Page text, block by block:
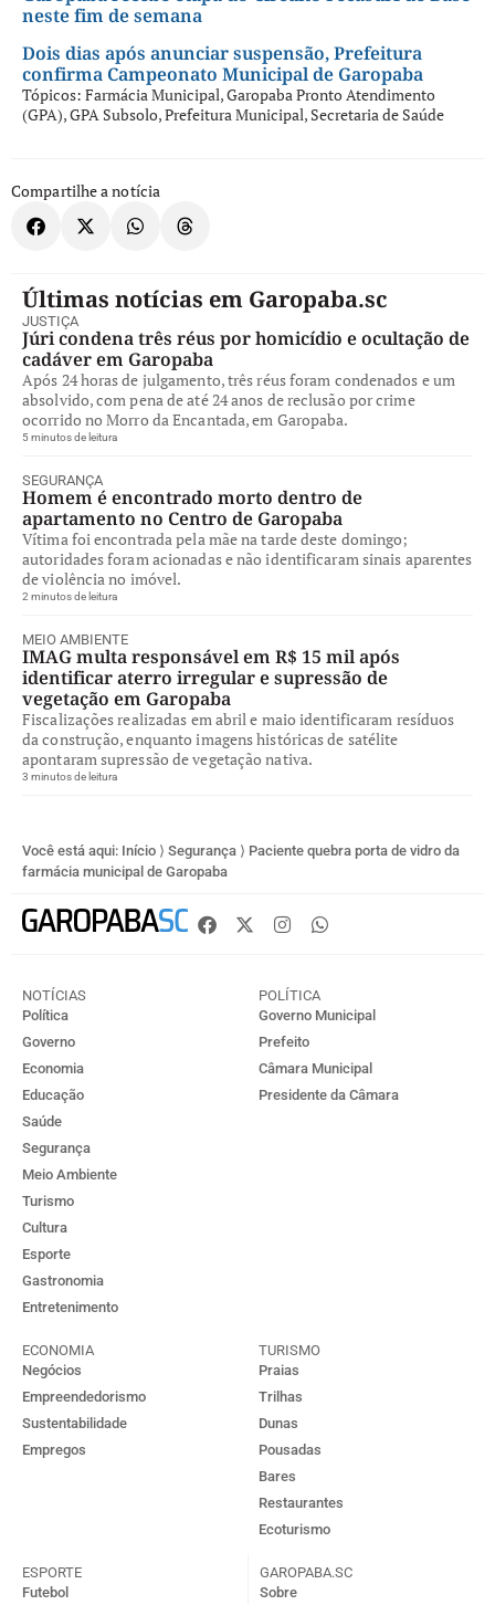
neste fim de semana
Dois dias após anunciar suspensão, Prefeitura
confirma Campeonato Municipal de Garopaba
Tópicos: Farmácia Municipal,Garopaba Pronto Atendimento
(GPA),GPA Subsolo,Prefeitura Municipal, Secretaria de Saúde
Compartilhe a notícia
Últimas notícias em Garopaba.sc
JUSTIÇA
Júri condena três réus por homicídio e ocultação de
cadáver em Garopaba
Após 24 horas de julgamento, três réus foram condenados e um
absolvido, com pena de até 24 anos de reclusão por crime
ocorrido no Morro da Encantada, em Garopaba.
5 minutos de leitura
SEGURANÇA
Homem é encontrado morto dentro de
apartamento no Centro de Garopaba
Vítima foi encontrada pela mãe na tarde deste domingo;
autoridades foram acionadas e não identificaram sinais aparentes
de violência no imóvel.
2 minutos de leitura
MEIO AMBIENTE
IMAG multa responsável em R$ 15 mil após
identificar aterro irregular e supressão de
vegetação em Garopaba
Fiscalizações realizadas em abril e maio identificaram resíduos
da construção, enquanto imagens históricas de satélite
apontaram supressão de vegetação nativa.
3 minutos de leitura
Você está aqui: Início ⟩ Segurança ⟩ Paciente quebra porta de vidro da
farmácia municipal de Garopaba
NOTÍCIAS
Política
Governo
Economia
Educação
Saúde
Segurança
Meio Ambiente
Turismo
Cultura
Esporte
Gastronomia
Entretenimento
POLÍTICA
Governo Municipal
Prefeito
Câmara Municipal
Presidente da Câmara
ECONOMIA
Negócios
Empreendedorismo
Sustentabilidade
Empregos
TURISMO
Praias
Trilhas
Dunas
Pousadas
Bares
Restaurantes
Ecoturismo
ESPORTE
Futebol
GAROPABA.SC
Sobre